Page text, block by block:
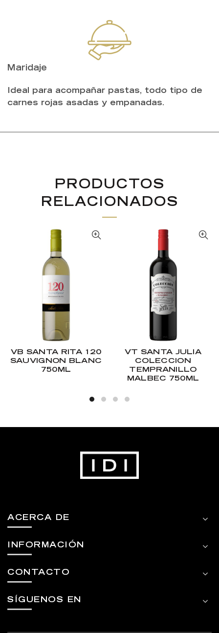
Maridaje
Ideal para acompañar pastas, todo tipo de
carnes rojas asadas y empanadas.
PRODUCTOS
RELACIONADOS
VB SANTA RITA 120
SAUVIGNON BLANC
750ML
VT SANTA JULIA
COLECCION
TEMPRANILLO
MALBEC 750ML
ACERCA DE
INFORMACIÓN
CONTACTO
SÍGUENOS EN